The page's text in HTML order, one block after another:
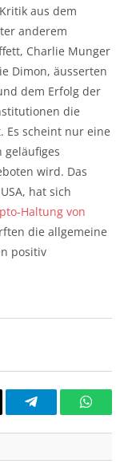
aus dem
anderem
Charlie Munger
Dimon, äusserten
dem Erfolg der
die
Es scheint nur eine
geläufiges
wird. Das
hat sich
Haltung von
die allgemeine
positiv
Telegram